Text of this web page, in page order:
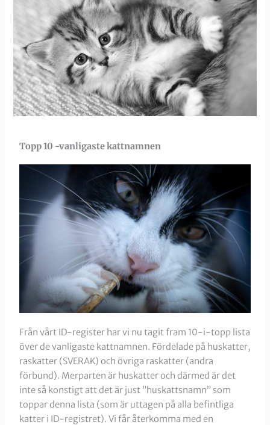
Topp 10 -vanligaste kattnamnen
Från vårt ID-register har vi nu tagit fram 10-i-topp lista
över de vanligaste kattnamnen. Fördelade på huskatter,
raskatter (SVERAK) och övriga raskatter (andra
förbund). Merparten är huskatter och därmed är det
inte så konstigt att det är just ”huskattsnamn” som
toppar denna lista (som är uttagen på alla befintliga
katter i ID-registret). Vi får återkomma med en